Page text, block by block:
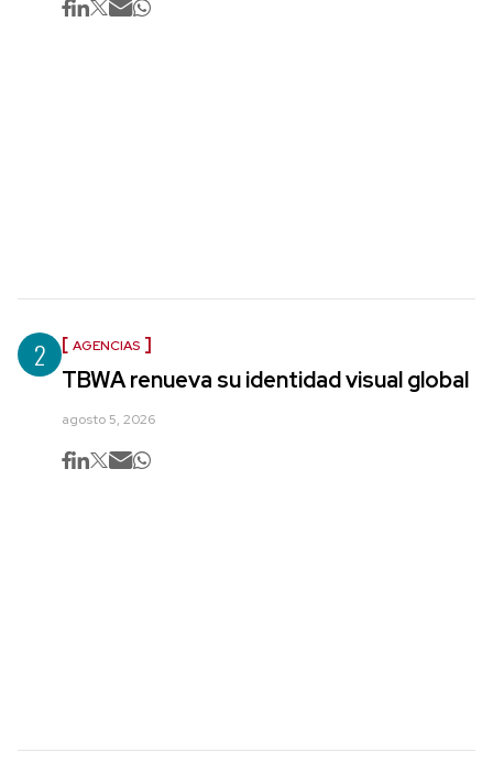
2 AGENCIAS
TBWA renueva su identidad visual global
agosto 5, 2026